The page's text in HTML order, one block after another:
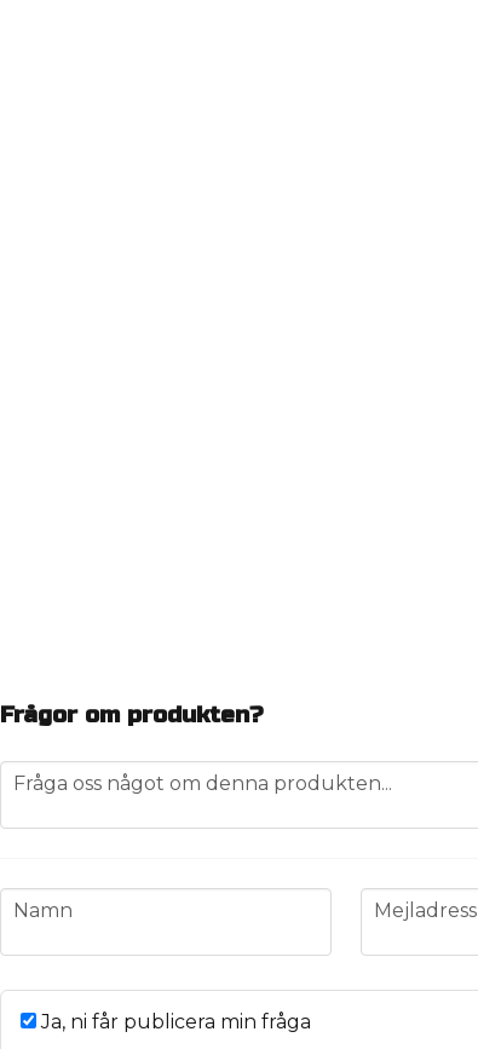
Frågor om produkten?
question
Fråga oss något om denna produkten...
name
Namn email
Mejladress
Ja, ni får publicera min fråga